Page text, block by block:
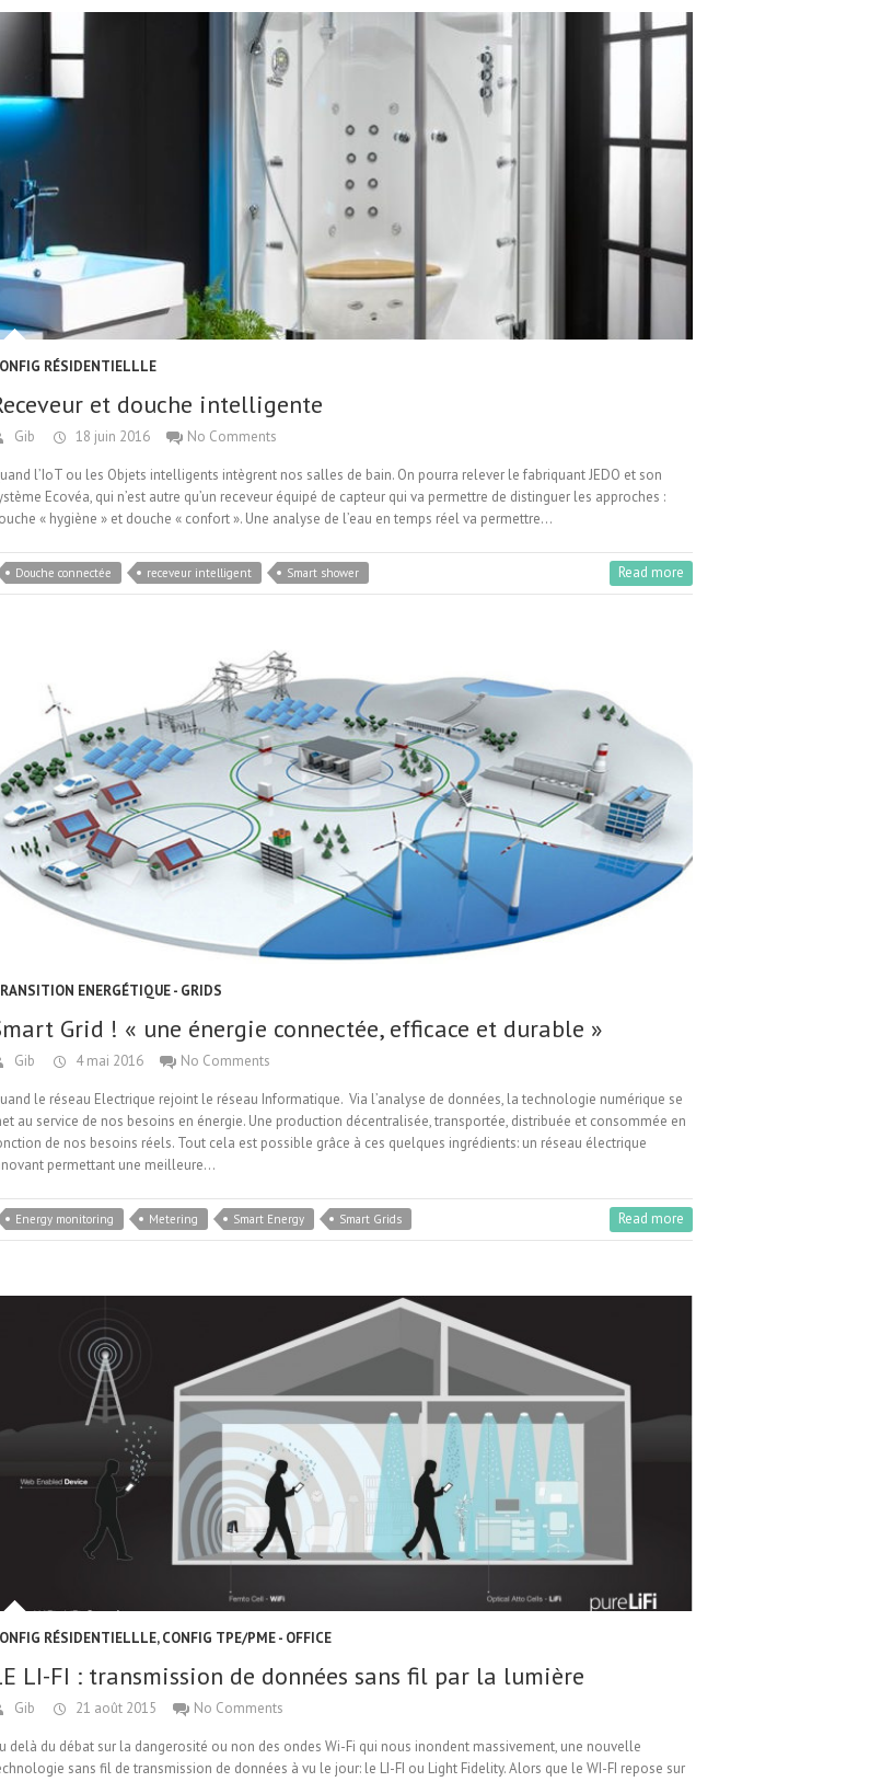
RÉSIDENTIELLLE
et douche intelligente
Gib 18 juin 2016 No Comments
l’IoT ou les Objets intelligents intègrent nos salles de bain. On pourra relever le fabriquant JEDO et son
Ecovéa, qui n’est autre qu’un receveur équipé de capteur qui va permettre de distinguer les approches :
« hygiène » et douche « confort ». Une analyse de l’eau en temps réel va permettre…
Douche connectée receveur intelligent Smart shower Read more
ENERGÉTIQUE - GRIDS
Grid ! « une énergie connectée, efficace et durable »
Gib 4 mai 2016 No Comments
le réseau Electrique rejoint le réseau Informatique. Via l’analyse de données, la technologie numérique se
au service de nos besoins en énergie. Une production décentralisée, transportée, distribuée et consommée en
de nos besoins réels. Tout cela est possible grâce à ces quelques ingrédients: un réseau électrique
permettant une meilleure…
Energy monitoring Metering Smart Energy Smart Grids Read more
RÉSIDENTIELLLE,CONFIG TPE/PME - OFFICE
LI-FI : transmission de données sans fil par la lumière
Gib 21 août 2015 No Comments
delà du débat sur la dangerosité ou non des ondes Wi-Fi qui nous inondent massivement, une nouvelle
sans fil de transmission de données à vu le jour: le LI-FI ou Light Fidelity. Alors que le WI-FI repose sur